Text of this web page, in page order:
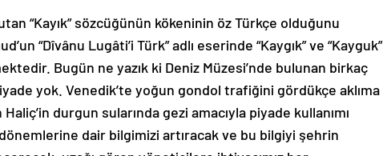
“Kayık” sözcüğünün kökeninin öz Türkçe olduğunu
“Dîvânu Lugâti’i Türk” adlı eserinde “Kaygık” ve “Kayguk”
Bugün ne yazık ki Deniz Müzesi’nde bulunan birkaç
yok. Venedik’te yoğun gondol trafiğini gördükçe aklıma
durgun sularında gezi amacıyla piyade kullanımı
dair bilgimizi artıracak ve bu bilgiyi şehrin